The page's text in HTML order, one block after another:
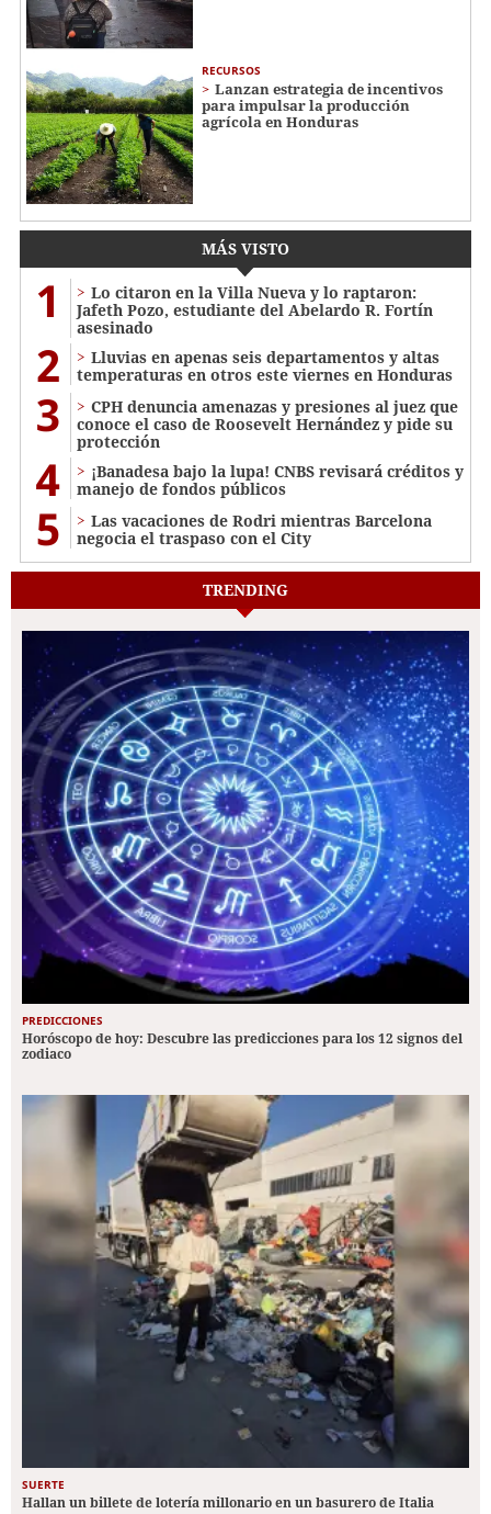
RECURSOS
Lanzan estrategia de incentivos
para impulsar la producción
agrícola en Honduras
MÁS VISTO
1
Lo citaron en la Villa Nueva y lo raptaron:
Jafeth Pozo, estudiante del Abelardo R. Fortín
asesinado
2
Lluvias en apenas seis departamentos y altas
temperaturas en otros este viernes en Honduras
3
CPH denuncia amenazas y presiones al juez que
conoce el caso de Roosevelt Hernández y pide su
protección
4
¡Banadesa bajo la lupa! CNBS revisará créditos y
manejo de fondos públicos
5
Las vacaciones de Rodri mientras Barcelona
negocia el traspaso con el City
TRENDING
PREDICCIONES
Horóscopo de hoy: Descubre las predicciones para los 12 signos del
zodiaco
SUERTE
Hallan un billete de lotería millonario en un basurero de Italia